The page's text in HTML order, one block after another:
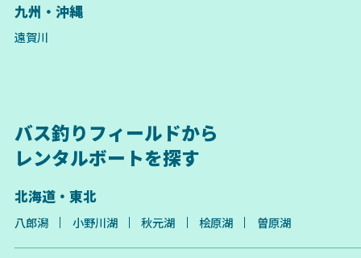
九州・沖縄
遠賀川
バス釣りフィールドから
レンタルボートを探す
北海道・東北
八郎潟 小野川湖 秋元湖 桧原湖 曽原湖